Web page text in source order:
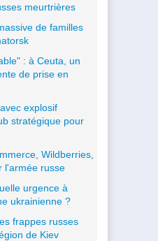
meurtrières
de familles
: à Ceuta, un
de prise en
explosif
stratégique pour
Wildberries,
l'armée russe
urgence à
ukrainienne ?
frappes russes
de Kiev